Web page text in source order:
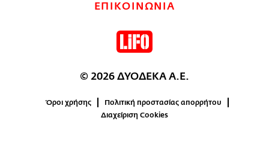
ΕΠΙΚΟΙΝΩΝΙΑ
© 2026 ΔΥΟΔΕΚΑ Α.Ε.
Όροι χρήσης
Πολιτική προστασίας απορρήτου
Διαχείριση Cookies